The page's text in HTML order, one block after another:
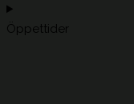
Öppettider